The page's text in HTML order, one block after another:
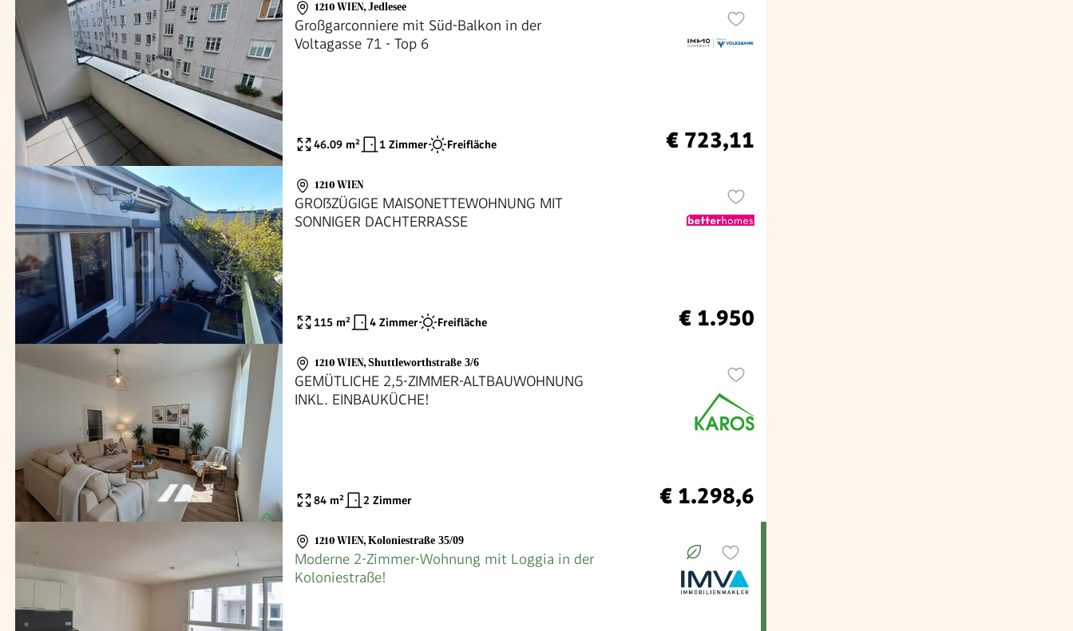
1210 WIEN, Jedlesee
Großgarconniere mit Süd-Balkon in der
Voltagasse 71 - Top 6
46.09 m² 1 Zimmer Freifläche € 723,11
1210 WIEN
GROßZÜGIGE MAISONETTEWOHNUNG MIT
SONNIGER DACHTERRASSE
115 m² 4 Zimmer Freifläche € 1.950
1210 WIEN, Shuttleworthstraße 3/6
GEMÜTLICHE 2,5-ZIMMER-ALTBAUWOHNUNG
INKL. EINBAUKÜCHE!
84 m² 2 Zimmer € 1.298,6
1210 WIEN, Koloniestraße 35/09
Moderne 2-Zimmer-Wohnung mit Loggia in der
Koloniestraße!